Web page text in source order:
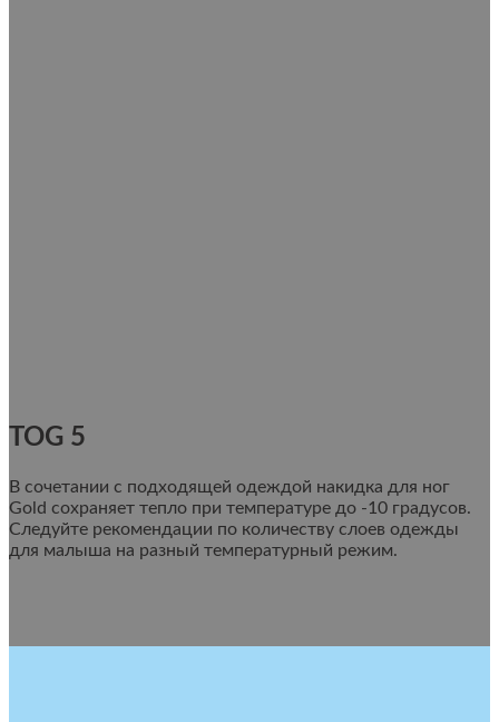
TOG 5
В сочетании с подходящей одеждой накидка для ног
Gold сохраняет тепло при температуре до -10 градусов.
Следуйте рекомендации по количеству слоев одежды
для малыша на разный температурный режим.